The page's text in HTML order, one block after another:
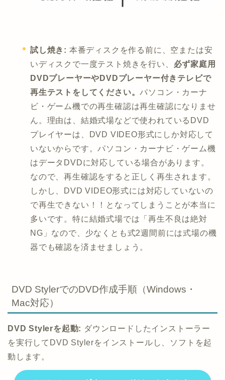
試し焼き: 本番ディスクを作る前に、空または安
いディスクで一度テスト焼きを行い、 必ず家庭用
DVDプレーヤーやDVDプレーヤー付きテレビで
再生テストをしてください。パソコン・カーナ
ビ・ゲーム機での再生確認は再生確認になりませ
ん。理由は、結婚式場などで使われているDVD
プレイヤーは、DVD VIDEO形式にしか対応して
いないからです。パソコン・カーナビ・ゲーム機
はデータDVDに対応している場合があります。
なので、再生確認をすると正しく再生されます。
しかし、DVD VIDEO形式には対応していないの
で再生できない！！となってしまうことが本当に
多いです。特に結婚式場では「再生不良は絶対
NG」なので、少なくとも式2週間前には式場の機
器でも確認を済ませましょう。
DVD StylerでのDVD作成手順（Windows・
Mac対応）
DVD Stylerを起動: ダウンロードしたインストーラー
を実行してDVD Stylerをインストールし、ソフトを起
動します。